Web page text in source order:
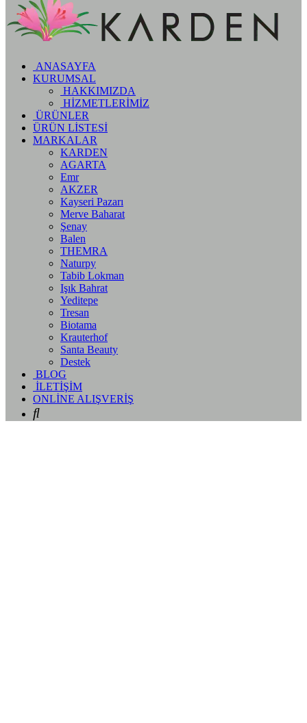
ANASAYFA
KURUMSAL
HAKKIMIZDA
HİZMETLERİMİZ
ÜRÜNLER
ÜRÜN LİSTESİ
MARKALAR
KARDEN
AGARTA
Emr
AKZER
Kayseri Pazarı
Merve Baharat
Şenay
Balen
THEMRA
Naturpy
Tabib Lokman
Işık Bahrat
Yeditepe
Tresan
Biotama
Krauterhof
Santa Beauty
Destek
BLOG
İLETİŞİM
ONLİNE ALIŞVERİŞ